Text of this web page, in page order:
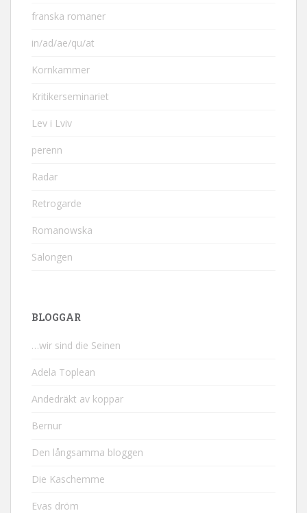
franska romaner
in/ad/ae/qu/at
Kornkammer
Kritikerseminariet
Lev i Lviv
perenn
Radar
Retrogarde
Romanowska
Salongen
BLOGGAR
…wir sind die Seinen
Adela Toplean
Andedräkt av koppar
Bernur
Den långsamma bloggen
Die Kaschemme
Evas dröm